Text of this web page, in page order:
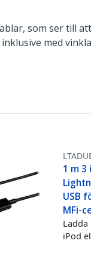
som ser till
med
1 m 3
USB
MFi-
iPod